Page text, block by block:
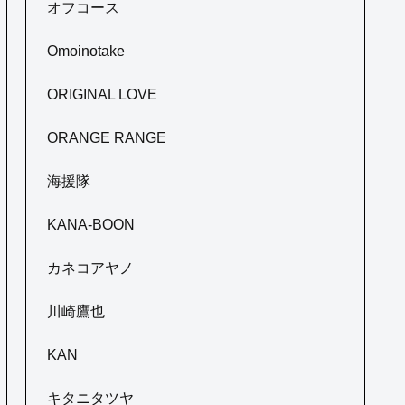
オフコース
Omoinotake
ORIGINAL LOVE
ORANGE RANGE
海援隊
KANA-BOON
カネコアヤノ
川崎鷹也
KAN
キタニタツヤ